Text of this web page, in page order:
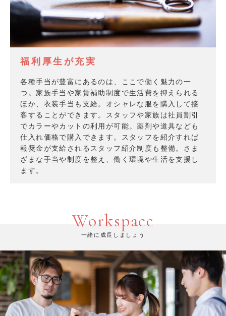
福利厚生が充実
各種手当が豊富にあるのは、ここで働く魅力の一
つ。家族手当や家賃補助制度で生活費を抑えられる
ほか、衣装手当も支給。オシャレな服を購入して接
客することができます。スタッフや家族は社員割引
でカラーやカットの利用が可能。薬剤や道具なども
仕入れ価格で購入できます。スタッフを紹介すれば
報奨金が支給されるスタッフ紹介制度も整備。さま
ざまな手当や制度を整え、働く環境や生活を支援し
ます。
Workspace
一緒に成長しましょう